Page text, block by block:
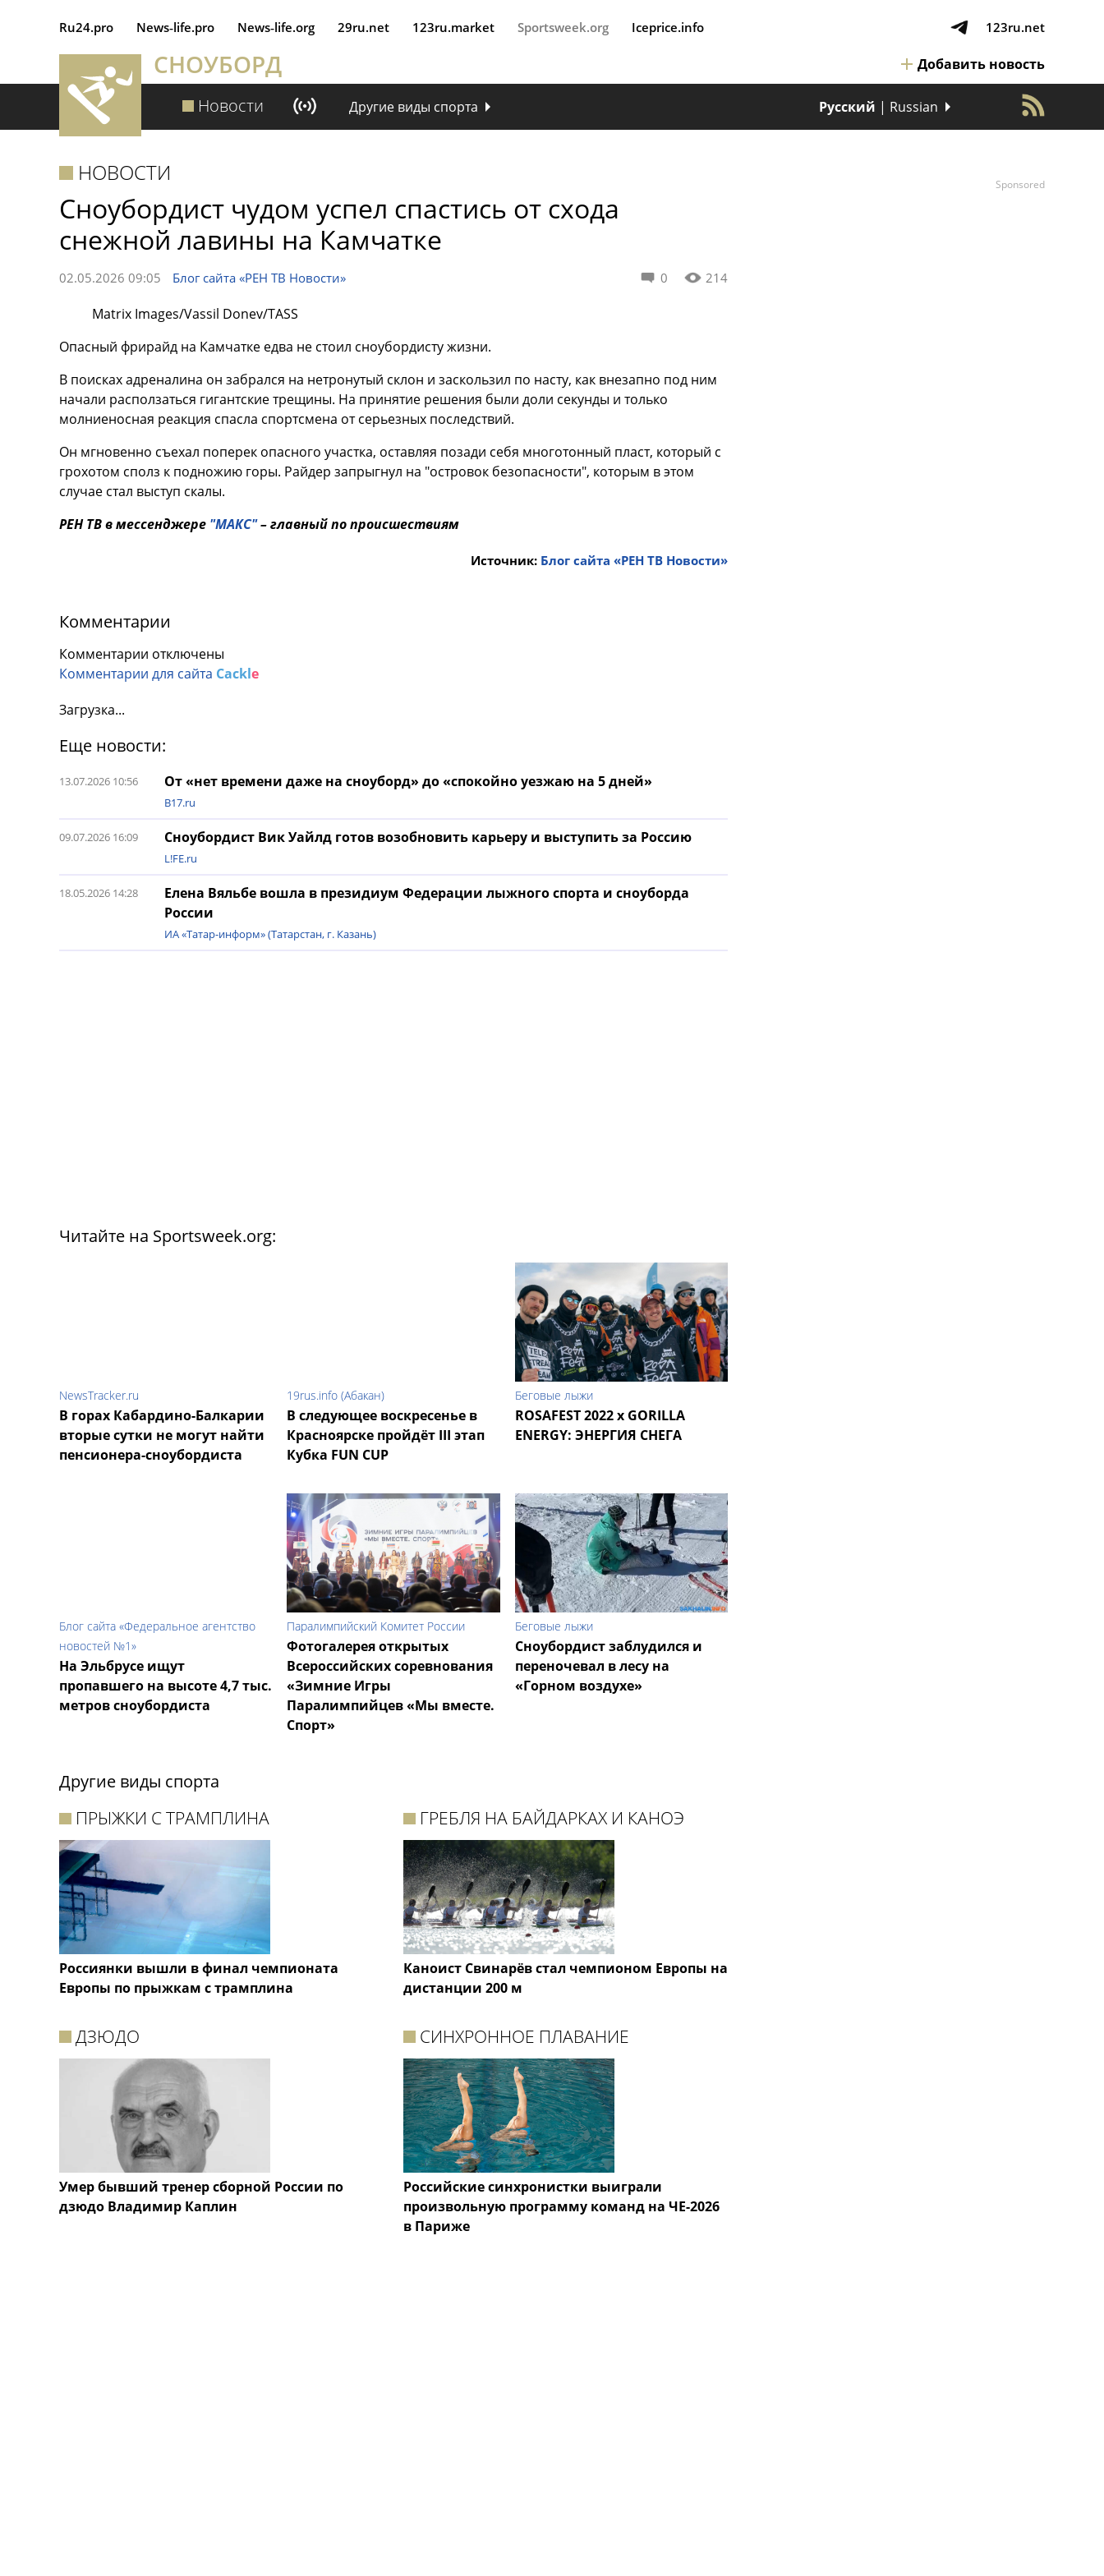
Ru24.pro News‑life.pro News‑life.org 29ru.net 123ru.market Sportsweek.org Iceprice.info 123ru.net
СНОУБОРД Добавить новость
Новости Другие виды спорта Русский | Russian
НОВОСТИ
Сноубордист чудом успел спастись от схода
снежной лавины на Камчатке
0 214
02.05.2026 09:05 Блог сайта «РЕН ТВ Новости»
Matrix Images/Vassil Donev/TASS
Опасный фрирайд на Камчатке едва не стоил сноубордисту жизни.
В поисках адреналина он забрался на нетронутый склон и заскользил по насту, как внезапно под ним
начали расползаться гигантские трещины. На принятие решения были доли секунды и только
молниеносная реакция спасла спортсмена от серьезных последствий.
Он мгновенно съехал поперек опасного участка, оставляя позади себя многотонный пласт, который с
грохотом сполз к подножию горы. Райдер запрыгнул на "островок безопасности", которым в этом
случае стал выступ скалы.
РЕН ТВ в мессенджере "МАКС"– главный по происшествиям
Источник: Блог сайта «РЕН ТВ Новости»
Комментарии
Комментарии отключены
Комментарии для сайта Cackle
Загрузка...
Еще новости:
От «нет времени даже на сноуборд» до «спокойно уезжаю на 5 дней»
13.07.2026 10:56
B17.ru
Сноубордист Вик Уайлд готов возобновить карьеру и выступить за Россию
09.07.2026 16:09
L!FE.ru
Елена Вяльбе вошла в президиум Федерации лыжного спорта и сноуборда
России
18.05.2026 14:28
ИА «Татар-информ» (Татарстан, г. Казань)
Читайте на Sportsweek.org:
NewsTracker.ru
В горах Кабардино-Балкарии
вторые сутки не могут найти
пенсионера-сноубордиста
19rus.info (Абакан)
В следующее воскресенье в
Красноярске пройдёт III этап
Кубка FUN CUP
Беговые лыжи
ROSAFEST 2022 x GORILLA
ENERGY: ЭНЕРГИЯ СНЕГА
Блог сайта «Федеральное агентство
новостей №1»
На Эльбрусе ищут
пропавшего на высоте 4,7 тыс.
метров сноубордиста
Паралимпийский Комитет России
Фотогалерея открытых
Всероссийских соревнования
«Зимние Игры
Паралимпийцев «Мы вместе.
Спорт»
Беговые лыжи
Сноубордист заблудился и
переночевал в лесу на
«Горном воздухе»
Другие виды спорта
ПРЫЖКИ С ТРАМПЛИНА
Россиянки вышли в финал чемпионата
Европы по прыжкам с трамплина
ГРЕБЛЯ НА БАЙДАРКАХ И КАНОЭ
Каноист Свинарёв стал чемпионом Европы на
дистанции 200 м
ДЗЮДО
Умер бывший тренер сборной России по
дзюдо Владимир Каплин
СИНХРОННОЕ ПЛАВАНИЕ
Российские синхронистки выиграли
произвольную программу команд на ЧЕ-2026
в Париже
Sponsored